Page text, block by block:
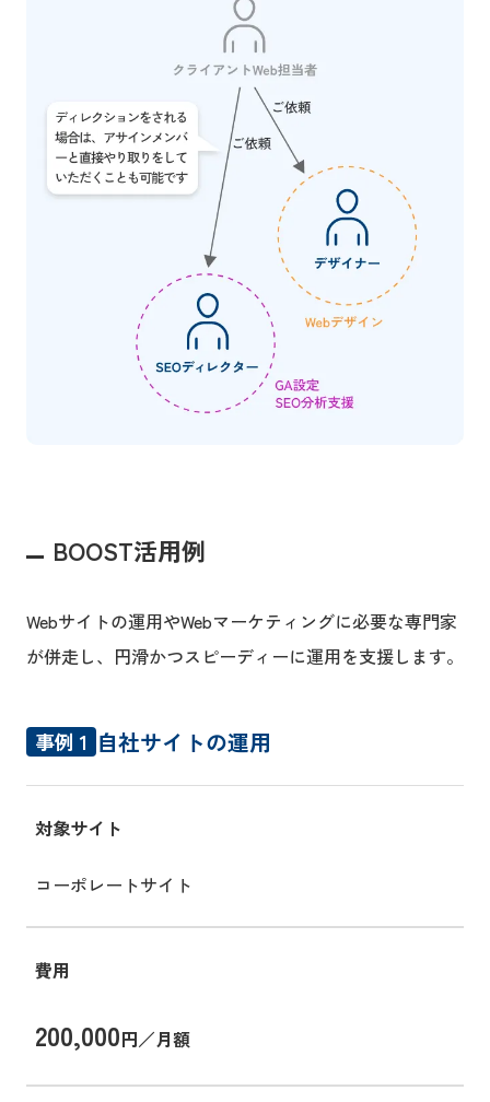
BOOST活用例
Webサイトの運用やWebマーケティングに必要な専門家
が併走し、円滑かつスピーディーに運用を支援します。
事例 1 自社サイトの運用
対象サイト
コーポレートサイト
費用
200,000円／月額